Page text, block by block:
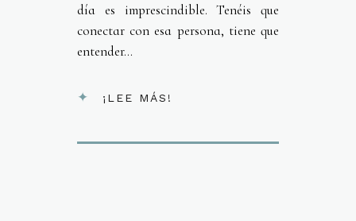
día es imprescindible. Tenéis que
conectar con esa persona, tiene que
entender...
¡LEE MÁS!